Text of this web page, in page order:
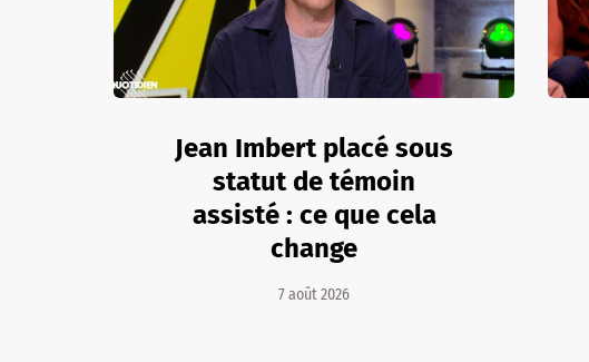
Jean Imbert placé sous
statut de témoin
assisté : ce que cela
change
7 août 2026